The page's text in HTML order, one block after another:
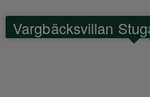
Vargbäcksvillan